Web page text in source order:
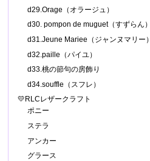
d29.Orage（オラージュ）
d30. pompon de muguet（すずらん）
d31.Jeune Mariee（ジャンヌマリー）
d32.paille（パイユ）
d33.桃の節句の房飾り
d34.souffle（スフレ）
💛RLCレザークラフト
ポニー
ステラ
アンカー
グラース